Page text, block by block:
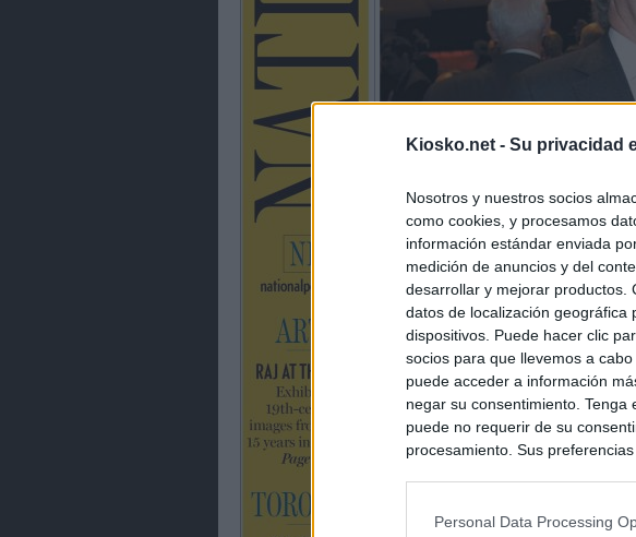
Kiosko.net - Su privacidad
Nosotros y nuestros socios
como cookies, y procesamos
información estándar enviada
medición de anuncios y del
desarrollar y mejorar productos.
datos de localización geográfica
dispositivos. Puede hacer clic
socios para que llevemos a
puede acceder a información
negar su consentimiento.
puede no requerir de su
procesamiento. Sus
Personal Data Processing